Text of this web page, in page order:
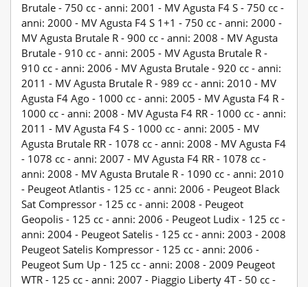
Brutale - 750 cc - anni: 2001 - MV Agusta F4 S - 750 cc -
anni: 2000 - MV Agusta F4 S 1+1 - 750 cc - anni: 2000 -
MV Agusta Brutale R - 900 cc - anni: 2008 - MV Agusta
Brutale - 910 cc - anni: 2005 - MV Agusta Brutale R -
910 cc - anni: 2006 - MV Agusta Brutale - 920 cc - anni:
2011 - MV Agusta Brutale R - 989 cc - anni: 2010 - MV
Agusta F4 Ago - 1000 cc - anni: 2005 - MV Agusta F4 R -
1000 cc - anni: 2008 - MV Agusta F4 RR - 1000 cc - anni:
2011 - MV Agusta F4 S - 1000 cc - anni: 2005 - MV
Agusta Brutale RR - 1078 cc - anni: 2008 - MV Agusta F4
- 1078 cc - anni: 2007 - MV Agusta F4 RR - 1078 cc -
anni: 2008 - MV Agusta Brutale R - 1090 cc - anni: 2010
- Peugeot Atlantis - 125 cc - anni: 2006 - Peugeot Black
Sat Compressor - 125 cc - anni: 2008 - Peugeot
Geopolis - 125 cc - anni: 2006 - Peugeot Ludix - 125 cc -
anni: 2004 - Peugeot Satelis - 125 cc - anni: 2003 - 2008
Peugeot Satelis Kompressor - 125 cc - anni: 2006 -
Peugeot Sum Up - 125 cc - anni: 2008 - 2009 Peugeot
WTR - 125 cc - anni: 2007 - Piaggio Liberty 4T - 50 cc -